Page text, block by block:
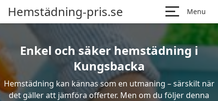
Hemstädning-pris.se Menu
Enkel och säker hemstädning i
Kungsbacka
Hemstädning kan kännas som en utmaning – särskilt när
det gäller att jämföra offerter. Men om du följer denna